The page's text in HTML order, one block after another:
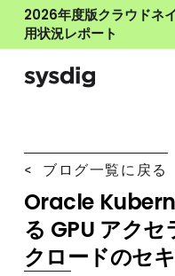
2026年度版クラウドネ
用状況レポート
< ブログ一覧に戻る
Oracle
る GPU アク
クロードのセ